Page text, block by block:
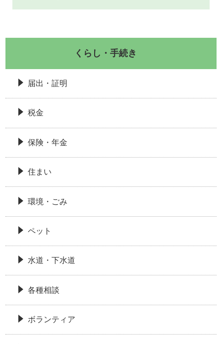
くらし・手続き
届出・証明
税金
保険・年金
住まい
環境・ごみ
ペット
水道・下水道
各種相談
ボランティア